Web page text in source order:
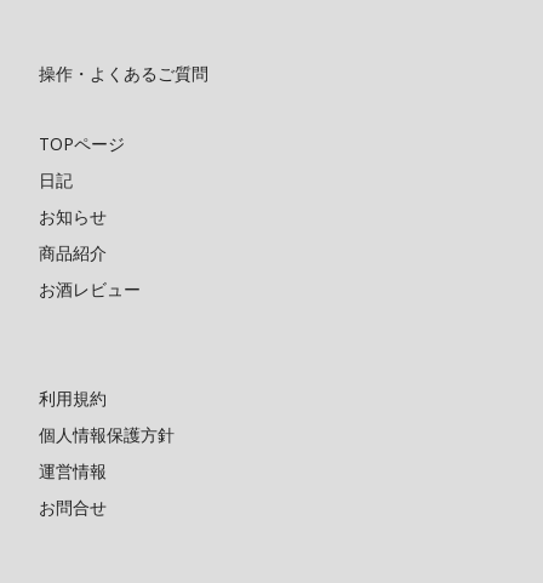
操作・よくあるご質問
TOPページ
日記
お知らせ
商品紹介
お酒レビュー
利用規約
個人情報保護方針
運営情報
お問合せ